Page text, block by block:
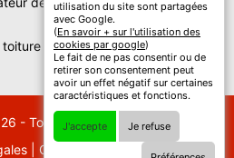
Yvelines
- Tout droit réservé
| Contactez-nous
utilisation du site sont partagées
avec Google.
(En savoir + sur l'utilisation des
cookies par google)
Le fait de ne pas consentir ou de
retirer son consentement peut
avoir un effet négatif sur certaines
caractéristiques et fonctions.
J'accepte Je refuse